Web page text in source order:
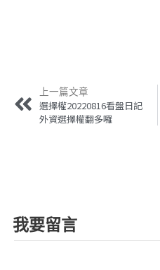
上一篇文章
選擇權20220816看盤日記
外資選擇權翻多囉
我要留言